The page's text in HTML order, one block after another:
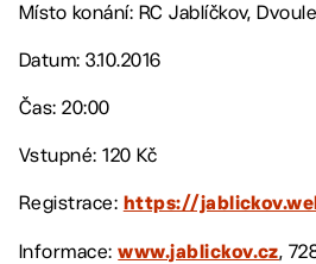
Místo konání: RC Jablíčkov,
Datum: 3.10.2016
Čas: 20:00
Vstupné: 120 Kč
Registrace: https://
Informace:www.jablickov.cz,